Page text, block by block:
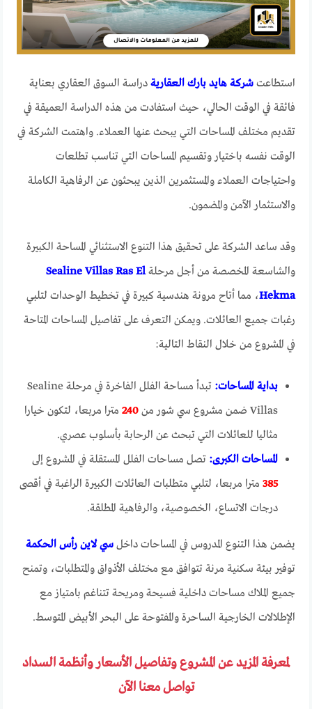
استطاعتشركة هايد بارك العقارية دراسة السوق العقاري بعناية
فائقة في الوقت الحالي، حيث استفادت من هذه الدراسة العميقة في
تقديم مختلف المساحات التي يبحث عنها العملاء. واهتمت الشركة في
الوقت نفسه باختيار وتقسيم المساحات التي تناسب تطلعات
واحتياجات العملاء والمستثمرين الذين يبحثون عن الرفاهية الكاملة
والاستثمار الآمن والمضمون.
وقد ساعد الشركة على تحقيق هذا التنوع الاستثنائي المساحة الكبيرة
والشاسعة المخصصة من أجل مرحلةSealine Villas Ras El
Hekma، مما أتاح مرونة هندسية كبيرة في تخطيط الوحدات لتلبي
رغبات جميع العائلات. ويمكن التعرف على تفاصيل المساحات المتاحة
في المشروع من خلال النقاط التالية:
بداية المساحات:
تبدأ مساحة الفلل الفاخرة في مرحلة Sealine
Villas ضمن مشروع سي شور من
240 مترا مربعا، لتكون خيارا
مثاليا للعائلات التي تبحث عن الرحابة بأسلوب عصري.
المساحات الكبرى: تصل مساحات الفلل المستقلة في المشروع إلى
385 مترا مربعا، لتلبي متطلبات العائلات الكبيرة الراغبة في أقصى
درجات الاتساع، الخصوصية، والرفاهية المطلقة.
يضمن هذا التنوع المدروس في المساحات داخلسي لاين رأس الحكمة
توفير بيئة سكنية مرنة تتوافق مع مختلف الأذواق والمتطلبات، وتمنح
جميع الملاك مساحات داخلية فسيحة ومريحة تتناغم بامتياز مع
الإطلالات الخارجية الساحرة والمفتوحة على البحر الأبيض المتوسط.
لمعرفة المزيد عن المشروع وتفاصيل الأسعار وأنظمة السداد
تواصل معنا الآن